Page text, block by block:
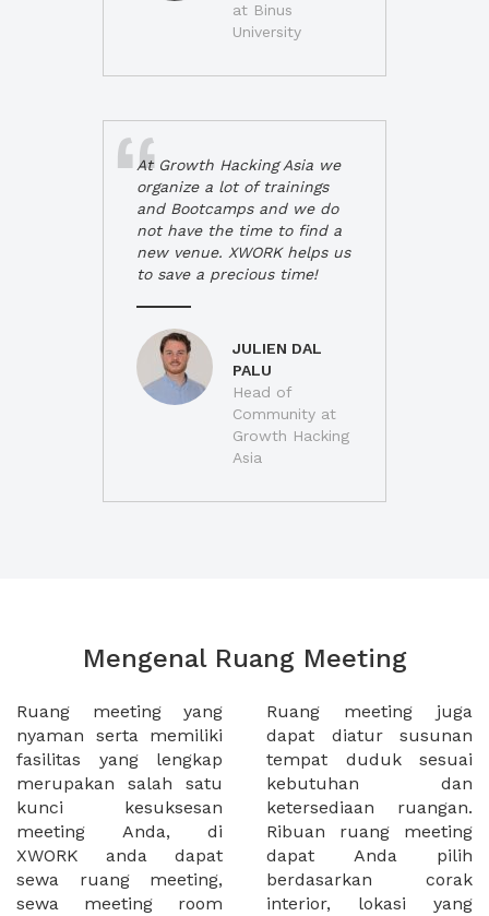
at Binus
University
At Growth Hacking Asia we
organize a lot of trainings
and Bootcamps and we do
not have the time to find a
new venue. XWORK helps us
to save a precious time!
JULIEN DAL
PALU
Head of
Community at
Growth Hacking
Asia
Mengenal Ruang Meeting
Ruang meeting yang
nyaman serta memiliki
fasilitas yang lengkap
merupakan salah satu
kunci kesuksesan
meeting Anda, di
XWORK anda dapat
sewa ruang meeting,
sewa meeting room
Ruang meeting juga
dapat diatur susunan
tempat duduk sesuai
kebutuhan dan
ketersediaan ruangan.
Ribuan ruang meeting
dapat Anda pilih
berdasarkan corak
interior, lokasi yang